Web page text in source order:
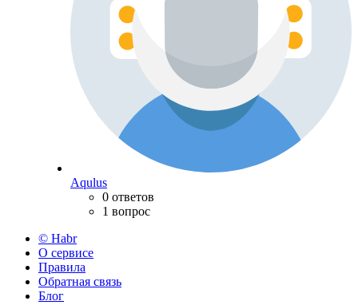
Aqulus
0 ответов
1 вопрос
© Habr
О сервисе
Правила
Обратная связь
Блог